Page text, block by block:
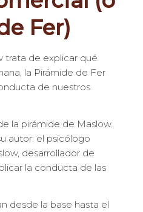
Fer)
trata de explicar qué
la Pirámide de Fer
de nuestros
la pirámide de Maslow.
autor: el psicólogo
desarrollador de
la conducta de las
desde la base hasta el